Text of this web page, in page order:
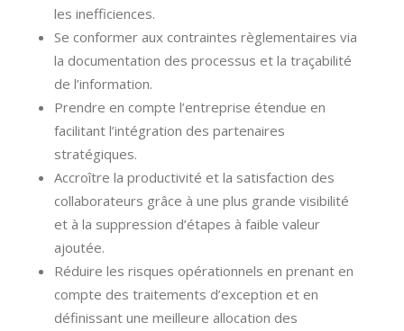
les inefficiences.
Se conformer aux contraintes règlementaires via
la documentation des processus et la traçabilité
de l’information.
Prendre en compte l’entreprise étendue en
facilitant l’intégration des partenaires
stratégiques.
Accroître la productivité et la satisfaction des
collaborateurs grâce à une plus grande visibilité
et à la suppression d’étapes à faible valeur
ajoutée.
Réduire les risques opérationnels en prenant en
compte des traitements d’exception et en
définissant une meilleure allocation des